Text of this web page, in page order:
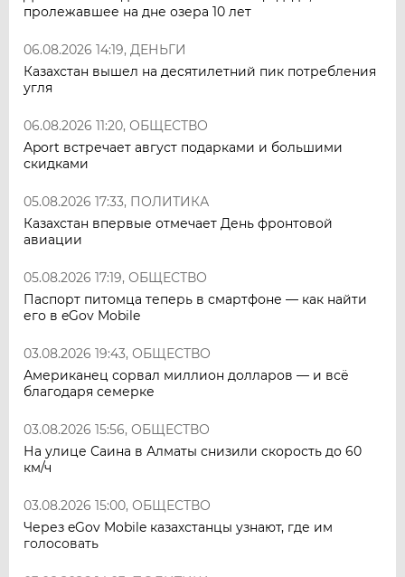
пролежавшее на дне озера 10 лет
06.08.2026 14:19, ДЕНЬГИ
Казахстан вышел на десятилетний пик потребления
угля
06.08.2026 11:20, ОБЩЕСТВО
Aport встречает август подарками и большими
скидками
05.08.2026 17:33, ПОЛИТИКА
Казахстан впервые отмечает День фронтовой
авиации
05.08.2026 17:19, ОБЩЕСТВО
Паспорт питомца теперь в смартфоне — как найти
его в eGov Mobile
03.08.2026 19:43, ОБЩЕСТВО
Американец сорвал миллион долларов — и всё
благодаря семерке
03.08.2026 15:56, ОБЩЕСТВО
На улице Саина в Алматы снизили скорость до 60
км/ч
03.08.2026 15:00, ОБЩЕСТВО
Через eGov Mobile казахстанцы узнают, где им
голосовать